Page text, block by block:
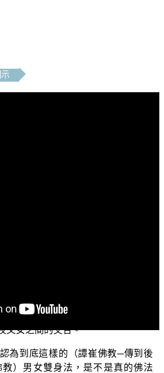
幸福當中。在《一切如來真實攝持
）甚至提到了要男女輪座的雜交，
叉女之間的交合。
為到底這樣的（譚崔佛教─傳到後
）男女雙身法，是不是真的佛法